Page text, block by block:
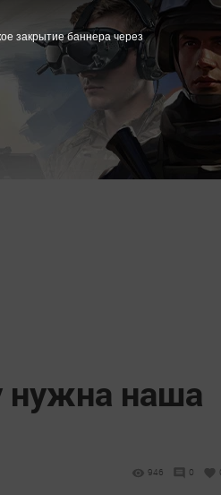
нужна наша
946 0
закрытие баннера через